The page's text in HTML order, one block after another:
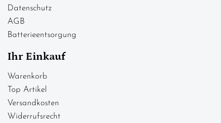
Datenschutz
AGB
Batterieentsorgung
Ihr Einkauf
Warenkorb
Top Artikel
Versandkosten
Widerrufsrecht